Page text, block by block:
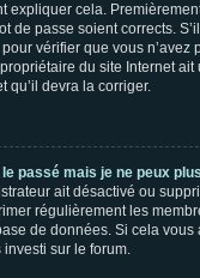
expliquer cela.
de passe soient corrects.
vérifier que vous n’avez
du site Internet ait
qu’il devra la corriger.
passé mais je ne peux
ait désactivé ou
régulièrement les
de données. Si cela vous
sur le forum.